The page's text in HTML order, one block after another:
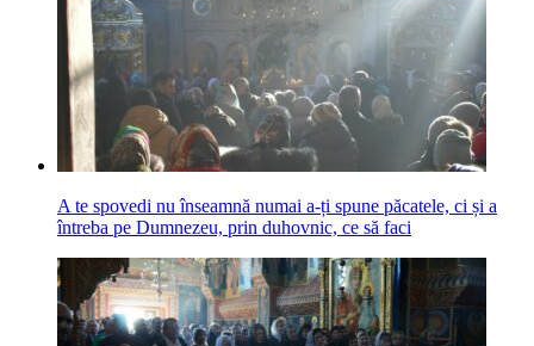
A te spovedi nu înseamnă numai a-ți spune păcatele, ci și a
întreba pe Dumnezeu, prin duhovnic, ce să faci